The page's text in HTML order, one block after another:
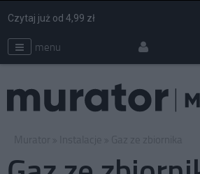
menu
Czytaj już od 4,99 zł